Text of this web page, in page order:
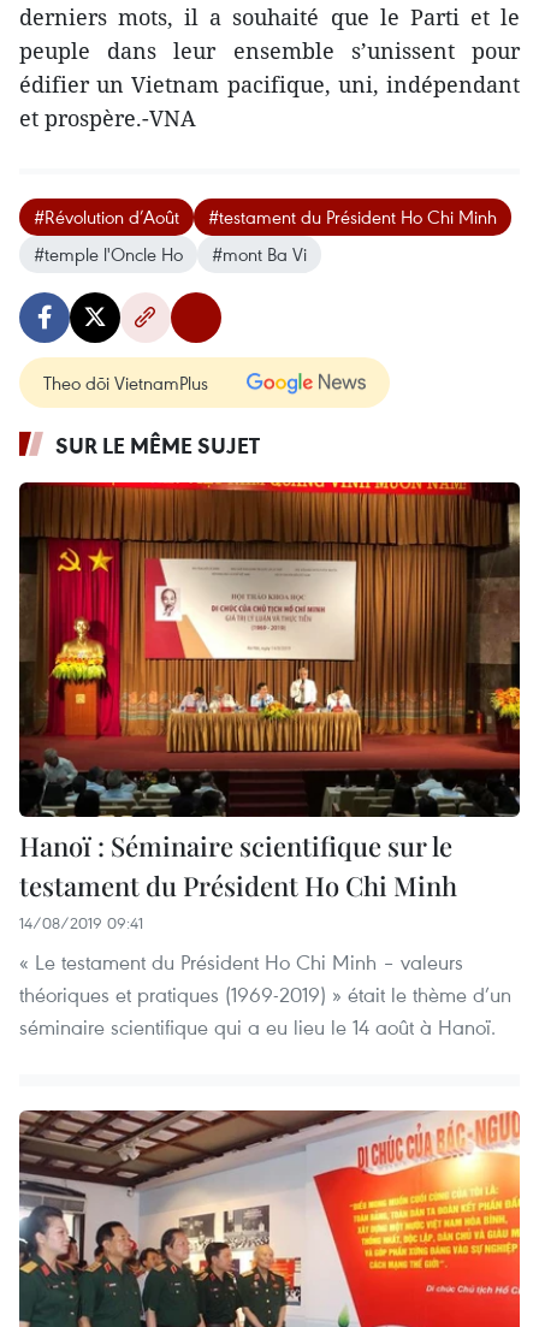
derniers mots, il a souhaité que le Parti et le
peuple dans leur ensemble s’unissent pour
édifier un Vietnam pacifique, uni, indépendant
et prospère.-VNA
#Révolution d’Août
#testament du Président Ho Chi Minh
#temple l'Oncle Ho
#mont Ba Vi
Theo dõi VietnamPlus
SUR LE MÊME SUJET
Hanoï : Séminaire scientifique sur le
testament du Président Ho Chi Minh
14/08/2019 09:41
« Le testament du Président Ho Chi Minh – valeurs
théoriques et pratiques (1969-2019) » était le thème d’un
séminaire scientifique qui a eu lieu le 14 août à Hanoï.